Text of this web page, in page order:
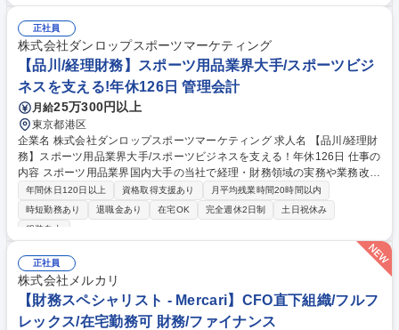
株式会社）への業績報告 ■加盟店関連業務：当社のキャッシュレス決済シ
ステム利用加盟店向けの、決済代金の精算情報の提供や振込業務 募集職種
【財務経理職】キャッシュレス決済事業/安定のTOPPANグループ
正社員
株式会社ダンロップスポーツマーケティング
【品川/経理財務】スポーツ用品業界大手/スポーツビジ
ネスを支える!年休126日 管理会計
月給25万300円以上
東京都港区
企業名 株式会社ダンロップスポーツマーケティング 求人名 【品川/経理財
務】スポーツ用品業界大手/スポーツビジネスを支える！年休126日 仕事の
内容 スポーツ用品業界国内大手の当社で経理・財務領域の実務や業務改善
等を担当いただきます。ご入社時は日次・月次業務を担当いただき、将来
的にはチームリーダーとしてメンバー育成や組織運営をお任せします。
【業務詳細】■会計伝票作成とシステムへの入力 ■月次、四半期、年次の
ください。） ■法人税、消費税などの税務申告および納税 ■業務効率化/業
務・運用フローの見直し、DX化検討など 募集職種 【品川/経理財務】スポ
ーツ用品業界大手/スポーツビジネスを支える！年休126日
年間休日120日以上 資格取得支援あり
月平均残業時間20時間以内
時短勤務あり
退職金あり 在宅OK 完全週休2日制
土日祝休み
服装自由
正社員
株式会社メルカリ
【財務スペシャリスト - Mercari】CFO直下組織/フルフ
レックス/在宅勤務可 財務/ファイナンス